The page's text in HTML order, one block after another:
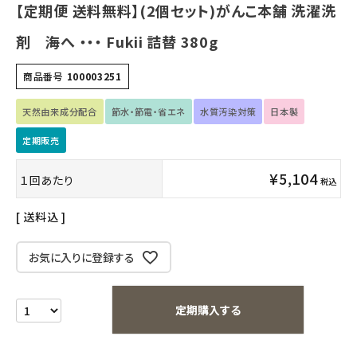
インナー・下着・ナイトウェア
キッチン用品
フード・ドリンク
ブランド
定期購入
オリジナルブランド
ナチュラムーン
【定期便 送料無料】(2個セット)がんこ本舗 洗濯洗
剤 海へ ・・・ Fukii 詰替 380g
商品番号 100003251
天然由来成分配合 節水・節電・省エネ 水質汚染対策 日本製
定期販売
１回あたり ¥5,104 税込
送料込
お気に入りに登録する
定期購入する